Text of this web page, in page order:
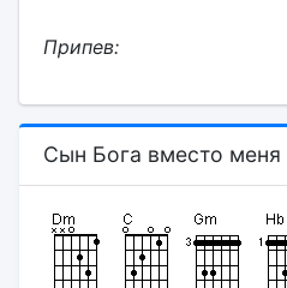
Припев:
Сын Бога вместо меня